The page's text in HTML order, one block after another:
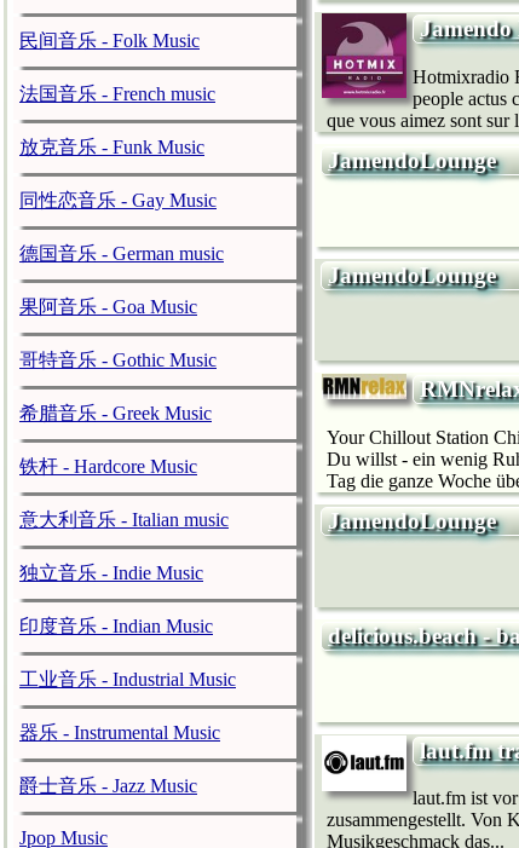
民间音乐 - Folk Music
法国音乐 - French music
放克音乐 - Funk Music
同性恋音乐 - Gay Music
德国音乐 - German music
果阿音乐 - Goa Music
哥特音乐 - Gothic Music
希腊音乐 - Greek Music
铁杆 - Hardcore Music
意大利音乐 - Italian music
独立音乐 - Indie Music
印度音乐 - Indian Music
工业音乐 - Industrial Music
器乐 - Instrumental Music
爵士音乐 - Jazz Music
Jpop Music
Jamendo
Hotmixradio
people actus
que vous aimez sont sur
JamendoLounge
JamendoLounge
Your Chillout Station
Du willst - ein wenig
Tag die ganze Woche
JamendoLounge
delicious.beach -
laut.fm
laut.fm ist
zusammengestellt. Von
Musikgeschmack das...